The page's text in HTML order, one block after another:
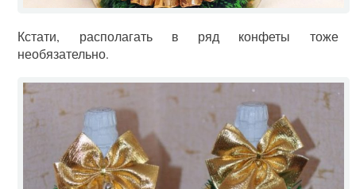
Кстати, располагать в ряд конфеты тоже
необязательно.